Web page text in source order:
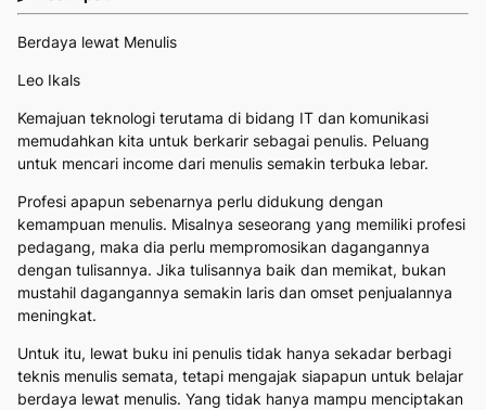
Berdaya lewat Menulis
Leo Ikals
Kemajuan teknologi terutama di bidang IT dan komunikasi
memudahkan kita untuk berkarir sebagai penulis. Peluang
untuk mencari income dari menulis semakin terbuka lebar.
Profesi apapun sebenarnya perlu didukung dengan
kemampuan menulis. Misalnya seseorang yang memiliki profesi
pedagang, maka dia perlu mempromosikan dagangannya
dengan tulisannya. Jika tulisannya baik dan memikat, bukan
mustahil dagangannya semakin laris dan omset penjualannya
meningkat.
Untuk itu, lewat buku ini penulis tidak hanya sekadar berbagi
teknis menulis semata, tetapi mengajak siapapun untuk belajar
berdaya lewat menulis. Yang tidak hanya mampu menciptakan